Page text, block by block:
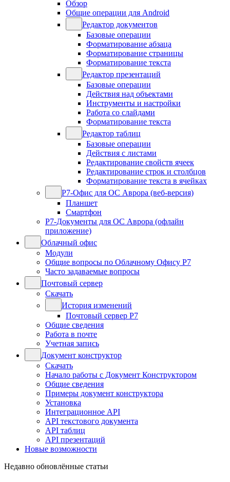
Обзор
Общие операции для Android
Редактор документов
Базовые операции
Форматирование абзаца
Форматирование страницы
Форматирование текста
Редактор презентаций
Базовые операции
Действия над объектами
Инструменты и настройки
Работа со слайдами
Форматирование текста
Редактор таблиц
Базовые операции
Действия с листами
Редактирование свойств ячеек
Редактирование строк и столбцов
Форматирование текста в ячейках
Р7-Офис для ОС Аврора (веб-версия)
Планшет
Смартфон
Р7-Документы для ОС Аврора (офлайн
приложение)
Облачный офис
Модули
Общие вопросы по Облачному Офису Р7
Часто задаваемые вопросы
Почтовый сервер
Скачать
История изменений
Почтовый сервер Р7
Общие сведения
Работа в почте
Учетная запись
Документ конструктор
Скачать
Начало работы с Документ Конструктором
Общие сведения
Примеры документ конструктора
Установка
Интеграционное API
API текстового документа
API таблиц
API презентаций
Новые возможности
Недавно обновлённые статьи